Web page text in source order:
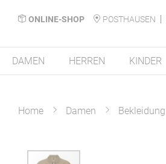
ONLINE-SHOP POSTHAUSEN
DAMEN HERREN KINDER
Home Damen Bekleidung
Zum